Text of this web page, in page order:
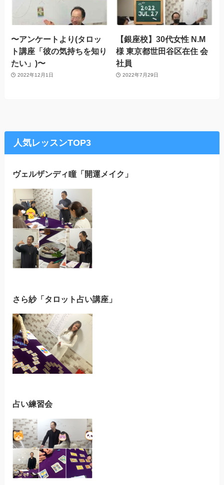
〜アンケートより(タロッ
ト講座「彼の気持ちを知り
たい」)〜
2022年12月1日
【銀座校】30代女性 N.M
様 東京都世田谷区在住 会
社員
2022年7月29日
人気レッスンTOP3
ヴェルザンディ瞳「開運メイク」
さら紗「タロット占い講座」
占い練習会